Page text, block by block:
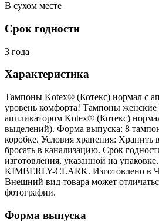
В сухом месте
Срок годности
3 года
Характеристика
Тампоны Kotex® (Котекс) нормал с
уровень комфорта! Тампоны женские
аппликатором Kotex® (Котекс)
выделений). Форма выпуска: 8
коробке. Условия хранения: Хранить
бросать в канализацию. Срок
изготовления, указанной на
KIMBERLY-CLARK. Изготовлено в
Внешний вид товара может
фотографии.
Форма выпуска